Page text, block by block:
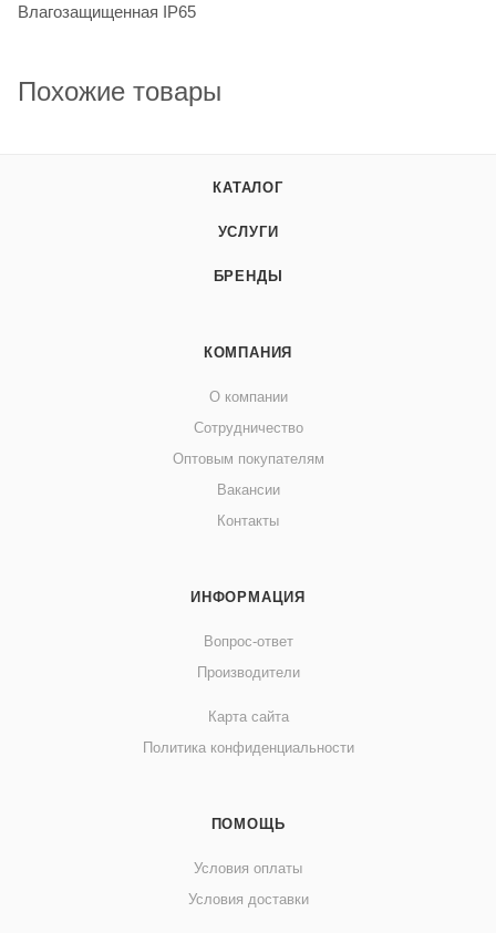
Влагозащищенная IP65
Похожие товары
КАТАЛОГ
УСЛУГИ
БРЕНДЫ
КОМПАНИЯ
О компании
Сотрудничество
Оптовым покупателям
Вакансии
Контакты
ИНФОРМАЦИЯ
Вопрос-ответ
Производители
Карта сайта
Политика конфиденциальности
ПОМОЩЬ
Условия оплаты
Условия доставки